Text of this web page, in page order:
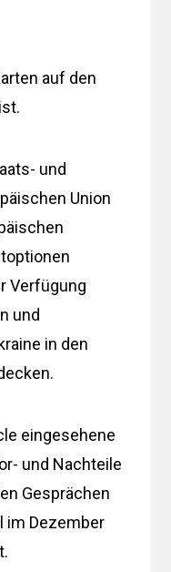
auf den
und
Union
Verfügung
und
in den
eingesehene
und Nachteile
Gesprächen
im Dezember